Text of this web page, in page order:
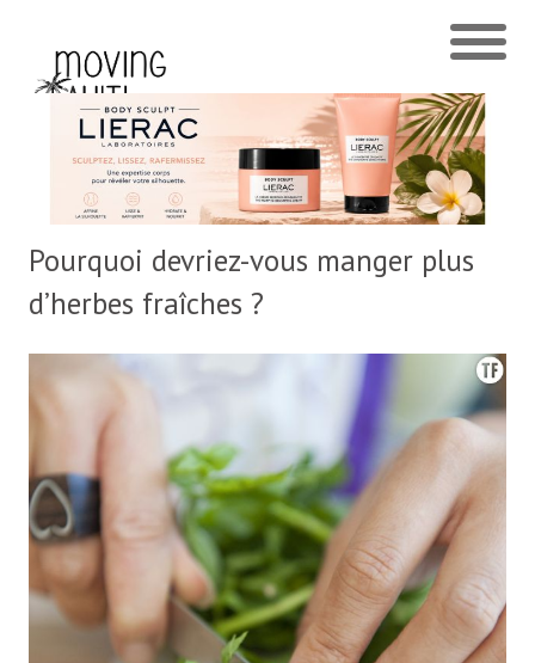
Pourquoi devriez-vous manger plus
d’herbes fraîches ?